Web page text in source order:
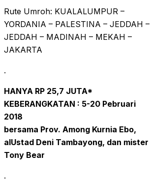
Rute Umroh: KUALALUMPUR –
YORDANIA – PALESTINA – JEDDAH –
JEDDAH – MADINAH – MEKAH –
JAKARTA
.
HANYA RP 25,7 JUTA*
KEBERANGKATAN : 5-20 Pebruari
2018
bersama Prov. Among Kurnia Ebo,
alUstad Deni Tambayong, dan mister
Tony Bear
.